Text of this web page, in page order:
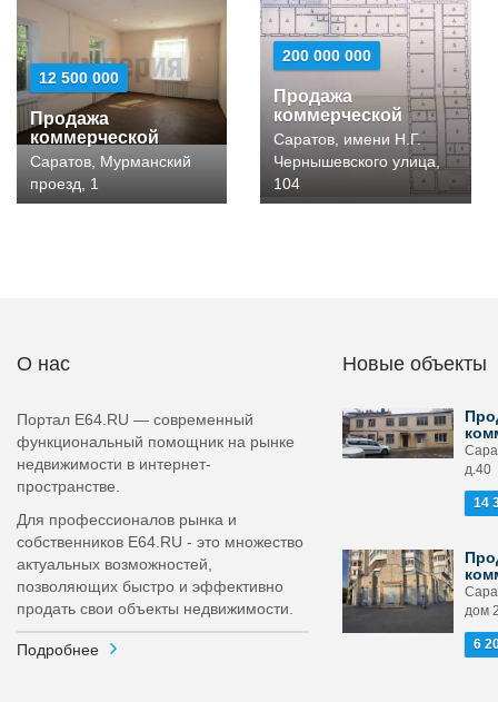
12 500 000
Продажа
коммерческой
Саратов, Мурманский
проезд, 1
200 000 000
Продажа
коммерческой
Саратов, имени Н.Г.
Чернышевского улица,
104
О нас
Портал E64.RU — современный
функциональный помощник на рынке
недвижимости в интернет-
пространстве.
Для профессионалов рынка и
собственников E64.RU - это множество
актуальных возможностей,
позволяющих быстро и эффективно
продать свои объекты недвижимости.
Подробнее
Новые объекты
д.40
14
дом
6